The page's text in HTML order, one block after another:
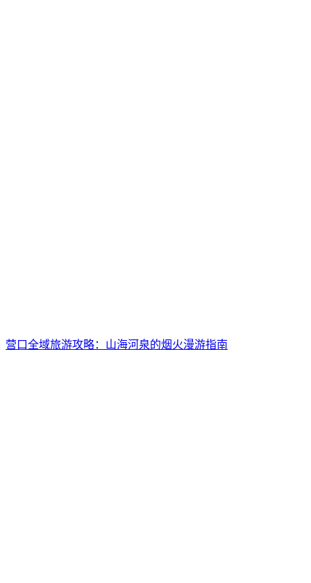
营口全域旅游攻略：山海河泉的烟火漫游指南